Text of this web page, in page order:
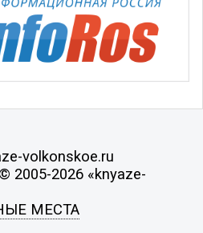
volkonskoe.ru
2005-2026 «knyaze-
МЕСТА